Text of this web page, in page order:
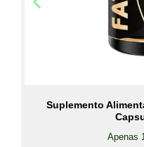
Suplemento
Apenas